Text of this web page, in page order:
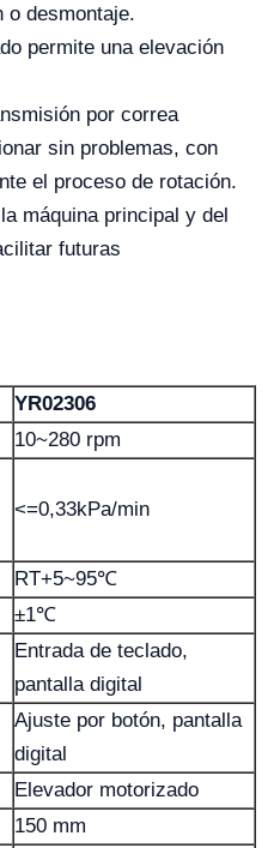
o desmontaje.
permite una elevación
por correa
sin problemas, con
el proceso de rotación.
máquina principal y del
futuras
YR02306
10~280 rpm
<=0,33kPa/min
RT+5~95℃
±1℃
Entrada de teclado,
pantalla digital
Ajuste por botón, pantalla
digital
Elevador motorizado
150 mm